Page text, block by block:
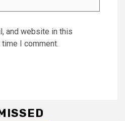
and website in this
I comment.